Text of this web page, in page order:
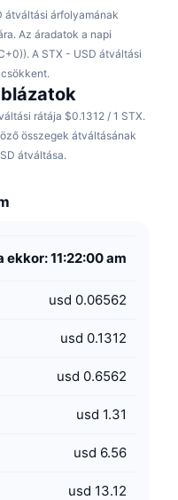
átváltási árfolyamának
Az áradatok a napi
A STX - USD átváltási
rátája $0.1312 / 1 STX.
összegek átváltásának
átváltása.
ekkor: 11:22:00 am
usd 0.06562
usd 0.1312
usd 0.6562
usd 1.31
usd 6.56
usd 13.12